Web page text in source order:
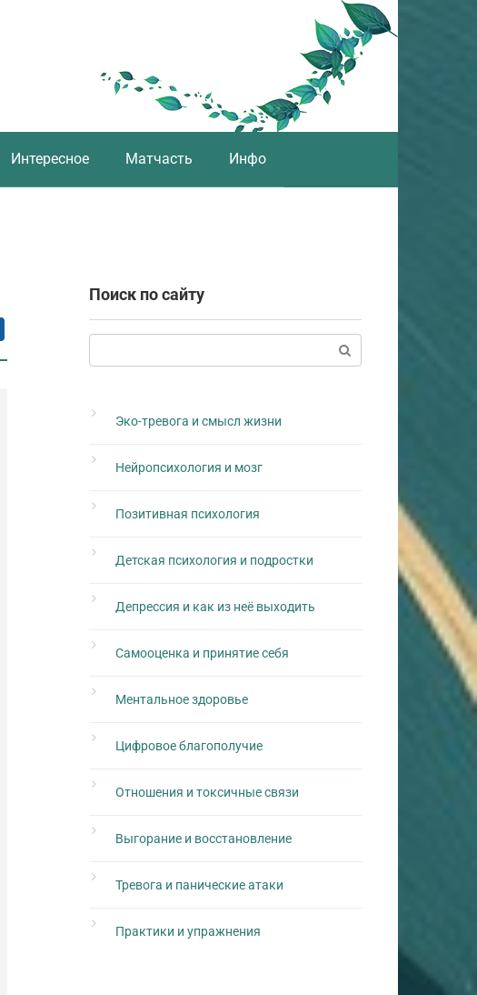
Интересное Матчасть Инфо
Поиск по сайту
Эко-тревога и смысл жизни
Нейропсихология и мозг
Позитивная психология
Детская психология и подростки
Депрессия и как из неё выходить
Самооценка и принятие себя
Ментальное здоровье
Цифровое благополучие
Отношения и токсичные связи
Выгорание и восстановление
Тревога и панические атаки
Практики и упражнения